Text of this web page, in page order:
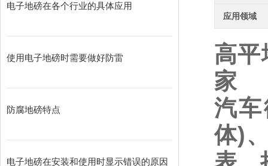
电子地磅在各个行业的具体应用
使用电子地磅时需要做好防雷
防腐地磅特点
电子地磅在安装和使用时显示错误的原因
应用领域
高平
家
汽
体)